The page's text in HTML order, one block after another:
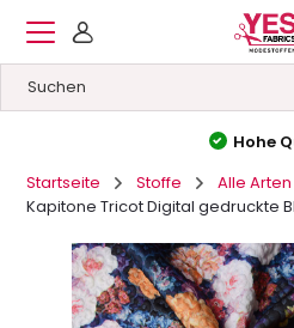
Hohe Qualität&
Startseite
Stoffe
Alle
Kapitone Tricot Digital gedruckte